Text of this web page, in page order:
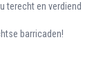
terecht en verdiend
barricaden!